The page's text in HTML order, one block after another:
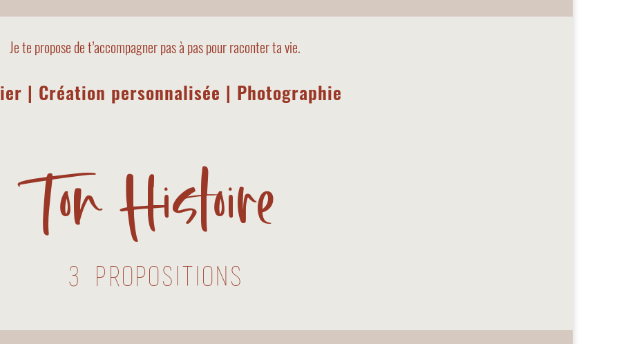
Je te propose de t’accompagner pas à pas pour raconter ta vie.
| Création personnalisée | Photographie
Ton Histoire
3 Propositions